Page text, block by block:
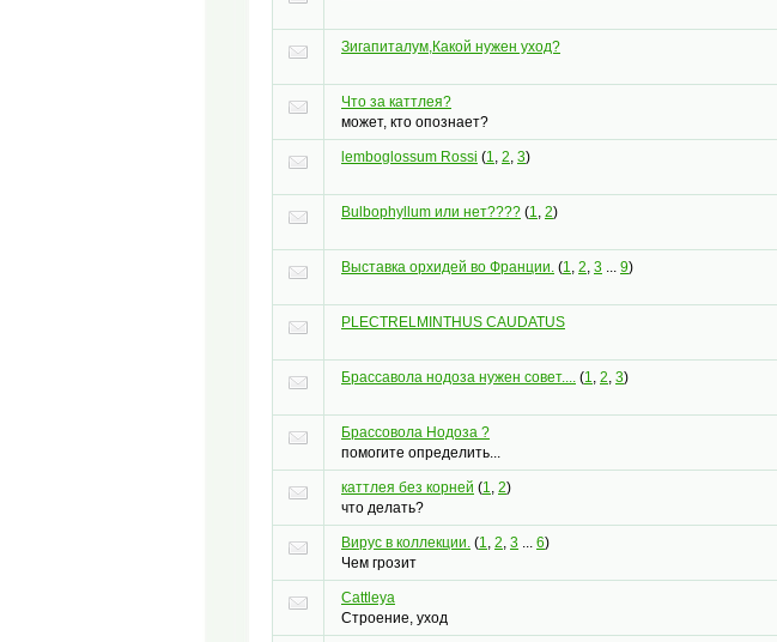
Зигапиталум,Какой нужен уход?
Что за каттлея?
может, кто опознает?
lemboglossum Rossi (1, 2, 3)
Bulbophyllum или нет???? (1, 2)
Выставка орхидей во Франции. (1, 2, 3 ... 9)
PLECTRELMINTHUS CAUDATUS
Брассавола нодоза нужен совет.... (1, 2, 3)
Брассовола Нодоза ?
помогите определить...
каттлея без корней (1, 2)
что делать?
Вирус в коллекции. (1, 2, 3 ... 6)
Чем грозит
Cattleya
Строение, уход